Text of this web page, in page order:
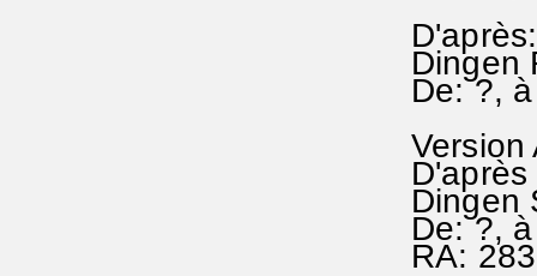
Dingen
De: ?,
Version
Dingen
De: ?,
RA: 283